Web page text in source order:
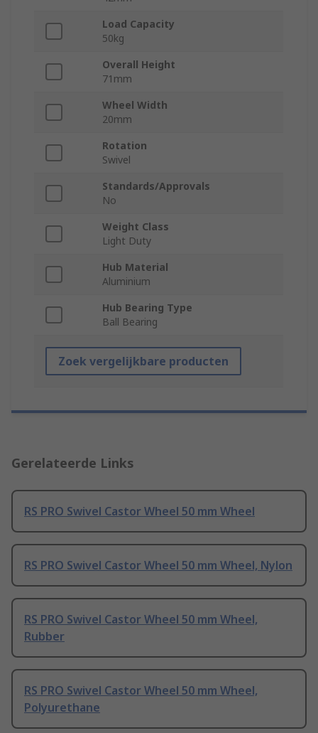
Load Capacity
50kg
Overall Height
71mm
Wheel Width
20mm
Rotation
Swivel
Standards/Approvals
No
Weight Class
Light Duty
Hub Material
Aluminium
Hub Bearing Type
Ball Bearing
Zoek vergelijkbare producten
Gerelateerde Links
RS PRO Swivel Castor Wheel 50 mm Wheel
RS PRO Swivel Castor Wheel 50 mm Wheel, Nylon
RS PRO Swivel Castor Wheel 50 mm Wheel,
Rubber
RS PRO Swivel Castor Wheel 50 mm Wheel,
Polyurethane